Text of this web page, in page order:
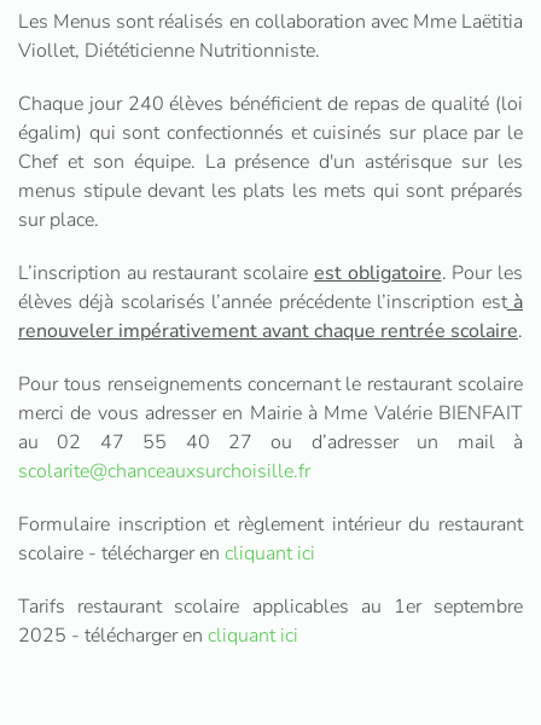
Les Menus sont réalisés en collaboration avec Mme Laëtitia
Viollet, Diététicienne Nutritionniste.
Chaque jour 240 élèves bénéficient de repas de qualité (loi
égalim) qui sont confectionnés et cuisinés sur place par le
Chef et son équipe. La présence d'un astérisque sur les
menus stipule devant les plats les mets qui sont préparés
sur place.
L’inscription au restaurant scolaire est obligatoire. Pour les
élèves déjà scolarisés l’année précédente l’inscription està
renouveler impérativement avant chaque rentrée scolaire.
Pour tous renseignements concernant le restaurant scolaire
merci de vous adresser en Mairie à Mme Valérie BIENFAIT
au 02 47 55 40 27 ou d’adresser un mail à
scolarite@chanceauxsurchoisille.fr
Formulaire inscription et règlement intérieur du restaurant
scolaire - télécharger en cliquant ici
Tarifs restaurant scolaire applicables au 1er septembre
2025 - télécharger en cliquant ici